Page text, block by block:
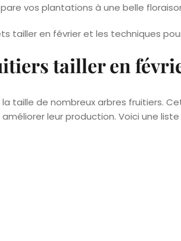
vos plantations à une belle
tailler en février et les techniques
tailler en
taille de nombreux arbres fruitiers.
leur production. Voici une